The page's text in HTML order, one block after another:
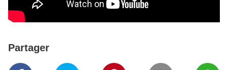
Partager